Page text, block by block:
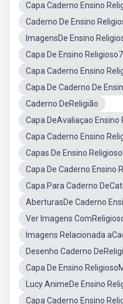
Capa Caderno Ensino
Caderno De Ensino
ImagensDe Ensino
Capa De Ensino
Capa Caderno Ensino
Capa De Caderno De
Caderno DeReligião
Capa DeAvaliaçao Ensino
Capa Caderno Ensino
Capas De Ensino
Capa De Caderno Ensino
Capa Para Caderno
AberturasDe Caderno
Ver Imagens
Imagens Relacionada
Desenho Caderno
Capa De Ensino
Lucy AnimeDe Ensino
Capa Caderno Ensino